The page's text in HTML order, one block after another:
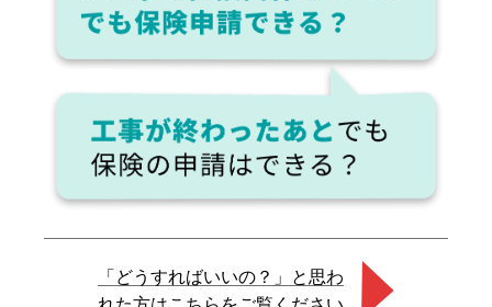
「どうすればいいの？」と思わ